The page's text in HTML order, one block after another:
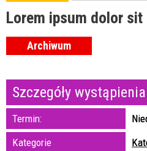
Trwające
zakresie
Lorem ipsum dolor sit
Archiwum
Szczegóły
Termin:
Kategorie